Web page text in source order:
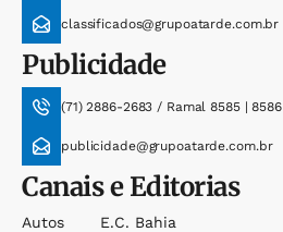
classificados@grupoatarde.com.br
Publicidade
(71) 2886-2683 / Ramal 8585 | 8586
publicidade@grupoatarde.com.br
Canais e Editorias
Autos
E.c. Bahia